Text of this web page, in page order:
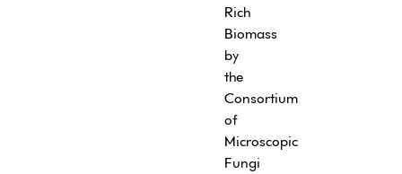
Rich
Biomass
by
the
Consortium
of
Microscopic
Fungi